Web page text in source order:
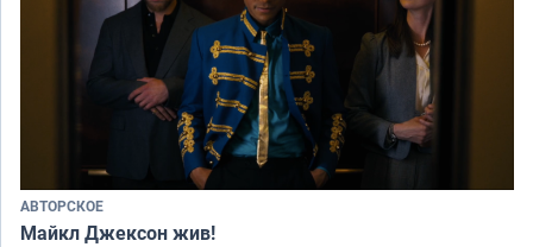
АВТОРСКОЕ
Майкл Джексон жив!